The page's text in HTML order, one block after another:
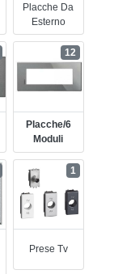
Placche Da
Esterno
Placche/6
Moduli
12
Prese Tv
1